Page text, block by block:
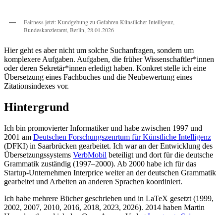
Fairness jetzt: Kundgebung zu Gefahren Künstlicher Intelligenz,
Bundeskanzleramt, Berlin, 28.01.2026
Hier geht es aber nicht um solche Suchanfragen, sondern um
komplexere Aufgaben. Aufgaben, die früher Wissenschaftler*innen
oder deren Sekretär*innen erledigt haben. Konkret stelle ich eine
Übersetzung eines Fachbuches und die Neubewertung eines
Zitationsindexes vor.
Hintergrund
Ich bin promovierter Informatiker und habe zwischen 1997 und
2001 am Deutschen Forschungszenrtum für Künstliche Intelligenz
(DFKI) in Saarbrücken gearbeitet. Ich war an der Entwicklung des
Übersetzungssystems VerbMobil beteiligt und dort für die deutsche
Grammatik zuständig (1997–2000). Ab 2000 habe ich für das
Startup-Unternehmen Interprice weiter an der deutschen Grammatik
gearbeitet und Arbeiten an anderen Sprachen koordiniert.
Ich habe mehrere Bücher geschrieben und in LaTeX gesetzt (1999,
2002, 2007, 2010, 2016, 2018, 2023, 2026). 2014 haben Martin